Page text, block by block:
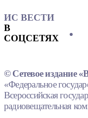
ИС ВЕСТИ
В
СОЦСЕТЯХ
© Сетевое издание
«Федеральное
Всероссийская
радиовещательная